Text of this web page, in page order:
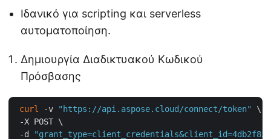
Ιδανικό για scripting και serverless
αυτοματοποίηση.
Δημιουργία Διαδικτυακού Κωδικού
Πρόσβασης
curl -v "https://api.aspose.cloud/connect/token"
\
-X POST \
-d
"grant_type=client_credentials&client_id=4db2f826-